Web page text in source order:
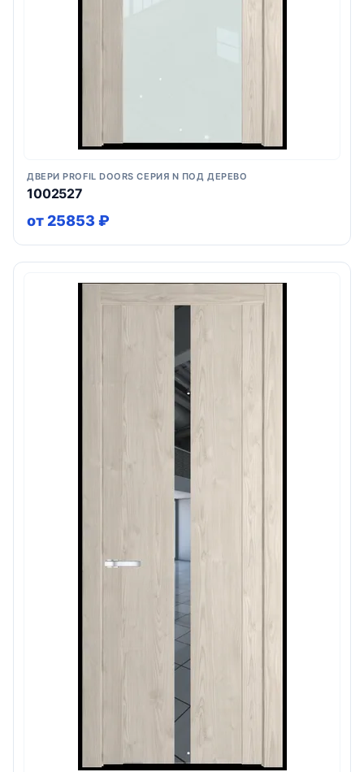
ДВЕРИ PROFIL DOORS СЕРИЯ N ПОД ДЕРЕВО
1002527
от 25853 ₽